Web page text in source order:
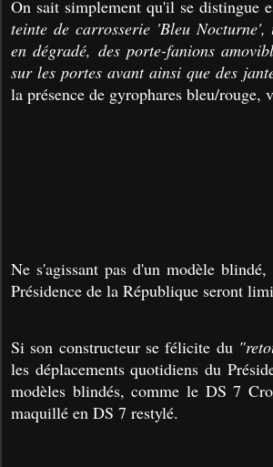
On sait simplement qu'il se distingue
teinte de carrosserie 'Bleu
en dégradé, des porte-fanions
sur les portes avant ainsi que des
la présence de gyrophares bleu/
Ne s'agissant pas d'un modèle
Présidence de la République seront
Si son constructeur se félicite du
les déplacements quotidiens du
modèles blindés, comme le DS 7
maquillé en DS 7 restylé.